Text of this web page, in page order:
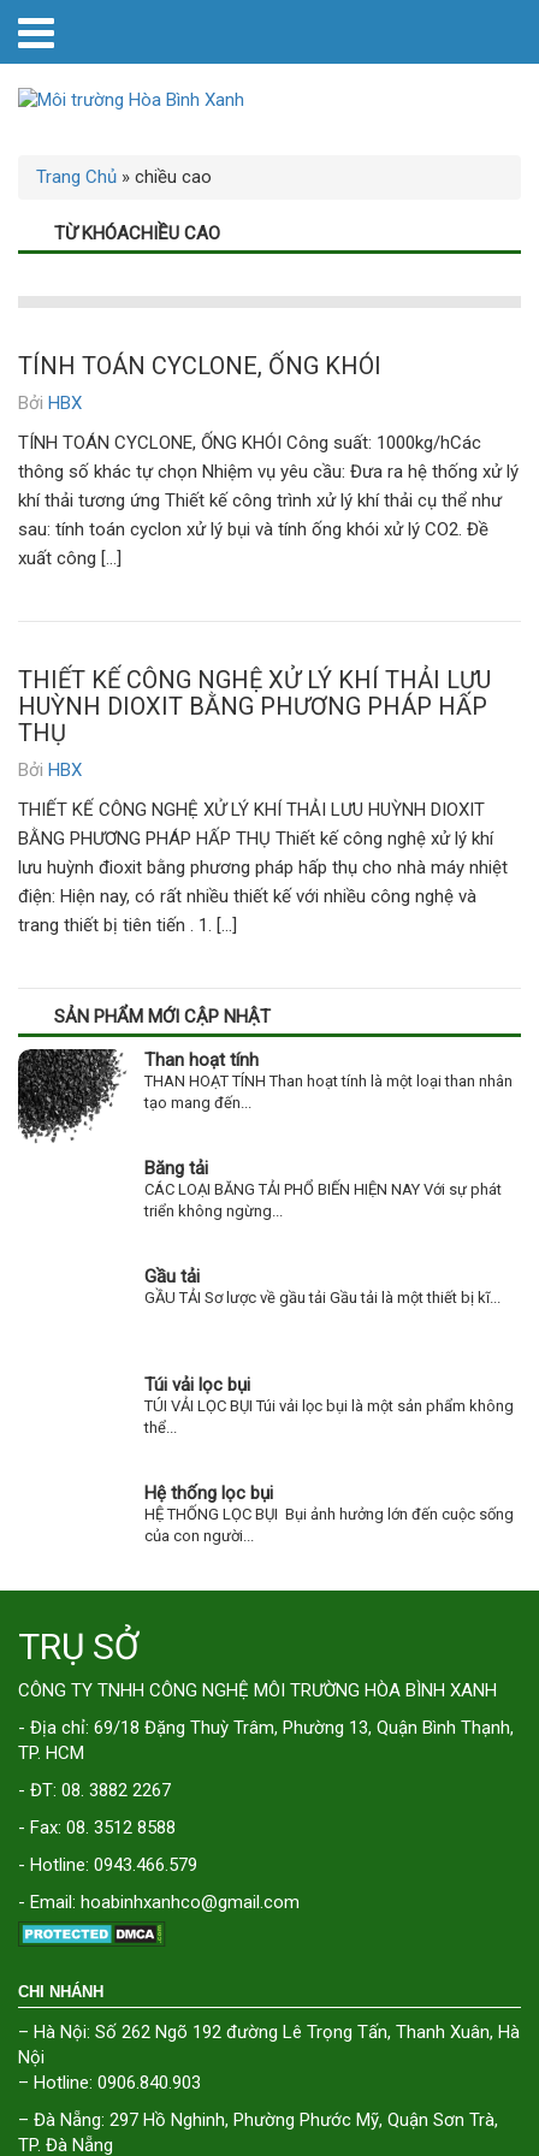
Trang Chủ » chiều cao
TỪ KHÓACHIỀU CAO
TÍNH TOÁN CYCLONE, ỐNG KHÓI
Bởi HBX
TÍNH TOÁN CYCLONE, ỐNG KHÓI Công suất: 1000kg/hCác
thông số khác tự chọn Nhiệm vụ yêu cầu: Đưa ra hệ thống xử lý
khí thải tương ứng Thiết kế công trình xử lý khí thải cụ thể như
sau: tính toán cyclon xử lý bụi và tính ống khói xử lý CO2. Đề
xuất công […]
THIẾT KẾ CÔNG NGHỆ XỬ LÝ KHÍ THẢI LƯU
HUỲNH DIOXIT BẰNG PHƯƠNG PHÁP HẤP
THỤ
Bởi HBX
THIẾT KẾ CÔNG NGHỆ XỬ LÝ KHÍ THẢI LƯU HUỲNH DIOXIT
BẰNG PHƯƠNG PHÁP HẤP THỤ Thiết kế công nghệ xử lý khí
lưu huỳnh đioxit bằng phương pháp hấp thụ cho nhà máy nhiệt
điện: Hiện nay, có rất nhiều thiết kế với nhiều công nghệ và
trang thiết bị tiên tiến . 1. […]
SẢN PHẨM MỚI CẬP NHẬT
Than hoạt tính
THAN HOẠT TÍNH Than hoạt tính là một loại than nhân
tạo mang đến...
Băng tải
CÁC LOẠI BĂNG TẢI PHỔ BIẾN HIỆN NAY Với sự phát
triển không ngừng...
Gầu tải
GẦU TẢI Sơ lược về gầu tải Gầu tải là một thiết bị kĩ...
Túi vải lọc bụi
TÚI VẢI LỌC BỤI Túi vải lọc bụi là một sản phẩm không
thể...
Hệ thống lọc bụi
HỆ THỐNG LỌC BỤI Bụi ảnh hưởng lớn đến cuộc sống
của con người...
TRỤ SỞ
CÔNG TY TNHH CÔNG NGHỆ MÔI TRƯỜNG HÒA BÌNH XANH
- Địa chỉ: 69/18 Đặng Thuỳ Trâm, Phường 13, Quận Bình Thạnh,
TP. HCM
- ĐT: 08. 3882 2267
- Fax: 08. 3512 8588
- Hotline: 0943.466.579
- Email: hoabinhxanhco@gmail.com
CHI NHÁNH
– Hà Nội: Số 262 Ngõ 192 đường Lê Trọng Tấn, Thanh Xuân, Hà
Nội
– Hotline: 0906.840.903
– Đà Nẵng: 297 Hồ Nghinh, Phường Phước Mỹ, Quận Sơn Trà,
TP. Đà Nẵng